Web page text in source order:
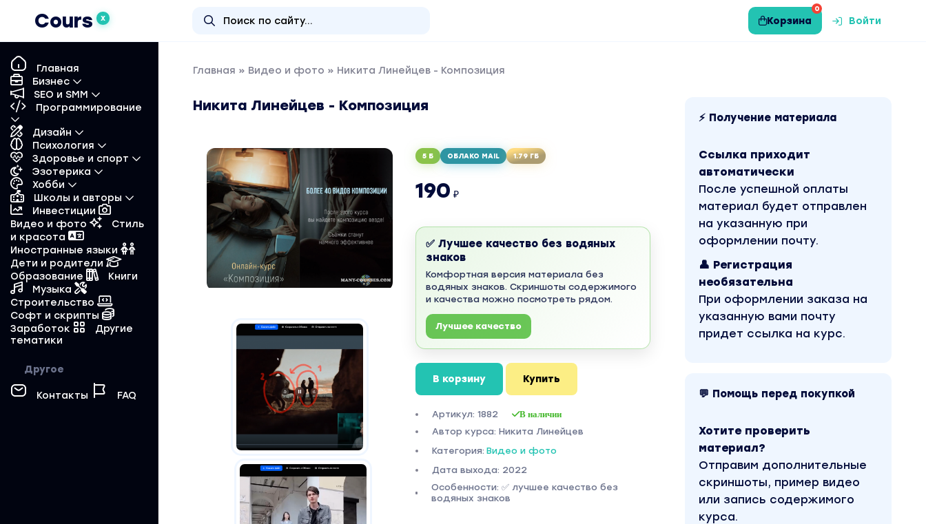
Cours X
0
Корзина Войти
Главная
Бизнес
SEO и SMM
Программирование
Дизайн
Психология
Здоровье и спорт
Эзотерика
Хобби
Школы и авторы
Инвестиции
Видео и фото
Стиль
и красота
Иностранные языки
Дети и родители
Образование
Книги
Музыка
Строительство
Софт и скрипты
Заработок
Другие
тематики
Другое
Контакты FAQ
Главная » Видео и фото » Никита Линейцев - Композиция
Никита Линейцев - Композиция
5 Б ОБЛАКО MAIL 1.79 ГБ
190 ₽
✅ Лучшее качество без водяных
знаков
Комфортная версия материала без
водяных знаков. Скриншоты содержимого
и качества можно посмотреть рядом.
Лучшее качество
В корзину Купить
Артикул: 1882 В наличии
Автор курса: Никита Линейцев
Категория: Видео и фото
Дата выхода: 2022
Особенности: ✅ лучшее качество без
водяных знаков
⚡ Получение материала
Ссылка приходит
автоматически
После успешной оплаты
материал будет отправлен
на указанную при
оформлении почту.
👤 Регистрация
необязательна
При оформлении заказа на
указанную вами почту
придет ссылка на курс.
💬 Помощь перед покупкой
Хотите проверить
материал?
Отправим дополнительные
скриншоты, пример видео
или запись содержимого
курса.